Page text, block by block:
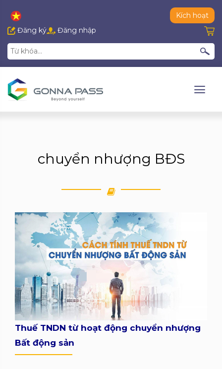
Kích hoạt
Đăng ký
Đăng nhập
chuyển nhượng BĐS
Thuế TNDN từ hoạt động chuyển nhượng
Bất động sản